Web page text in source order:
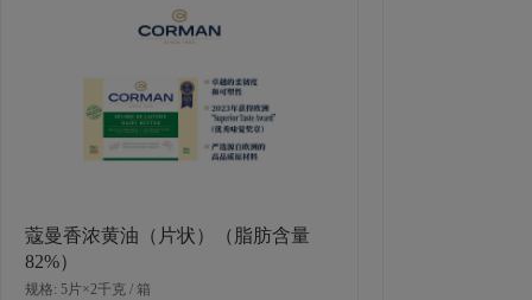
欧福巴氏杀菌蛋黄液（北区可售）
规格: 12盒×970克 / 箱
蔻曼香浓黄油（片状）（脂肪含量
82%）
规格: 5片×2千克 / 箱